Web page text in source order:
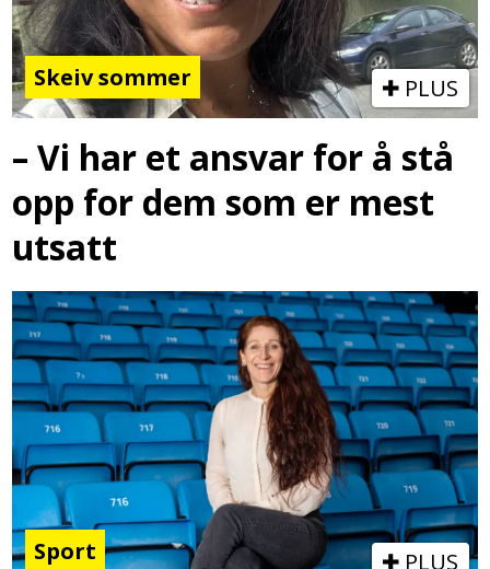
Skeiv sommer PLUS
– Vi har et ansvar for å stå
opp for dem som er mest
utsatt
Sport PLUS